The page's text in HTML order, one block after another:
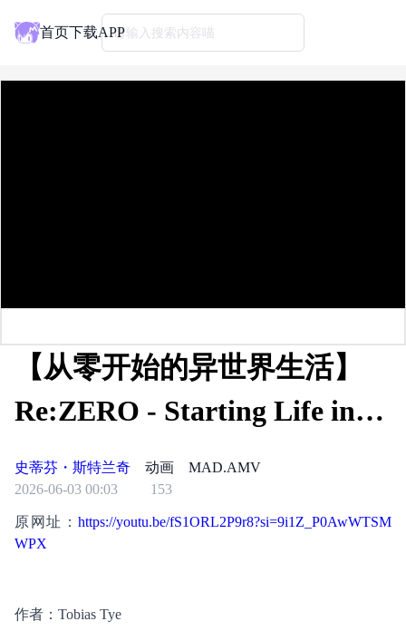
首页下载APP请输入搜索内容喵
【从零开始的异世界生活】
Re:ZERO - Starting Life in
Another World [Skillet -
Terrify the Dark] AMV
史蒂芬・斯特兰奇 动画
MAD.AMV
2026-06-03 00:03
153
原网址： https://youtu.be/fS1ORL2P9r8?si=9i1Z_P0AwWTSM
WPX
作者：Tobias Tye